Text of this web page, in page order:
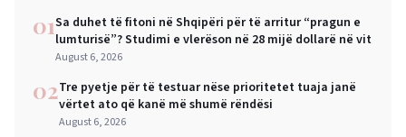
01Sa duhet të fitoni në Shqipëri për të arritur “pragun e
lumturisë”? Studimi e vlerëson në 28 mijë dollarë në vit
August 6, 2026
02Tre pyetje për të testuar nëse prioritetet tuaja janë
vërtet ato që kanë më shumë rëndësi
August 6, 2026